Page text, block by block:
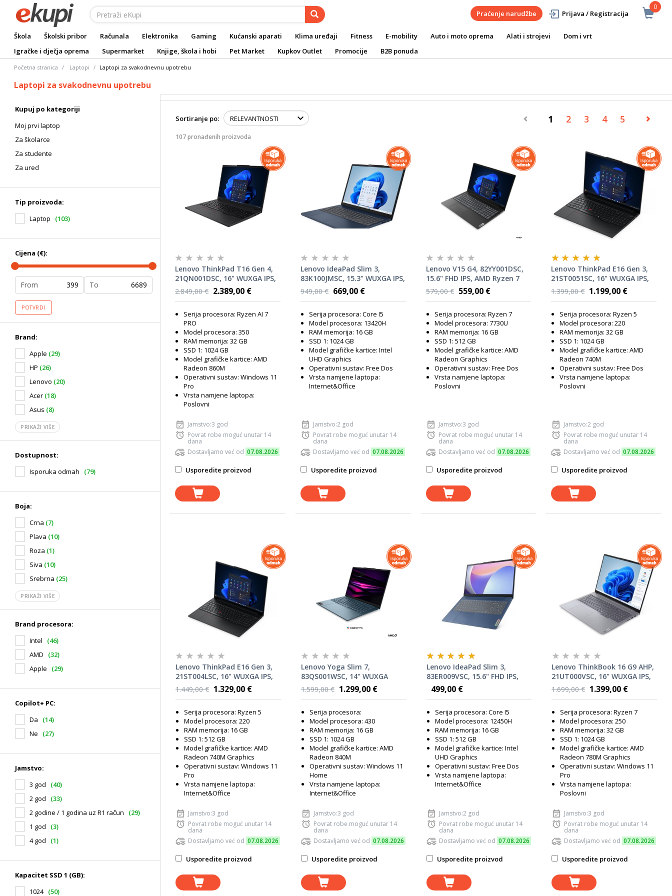
0
Praćenje narudžbe Prijava / Registracija
Škola Školski pribor Računala Elektronika Gaming Kućanski aparati Klima uređaji Fitness E-mobility Auto i moto oprema Alati i strojevi
Dom i vrt
Igračke i dječja oprema
Supermarket Knjige, škola i hobi Pet Market Kupkov Outlet Promocije B2B ponuda
Početna stranica Laptopi Laptopi za svakodnevnu upotrebu
Laptopi za svakodnevnu upotrebu
Kupuj po kategoriji
Moj prvi laptop
Za školarce
Za studente
Za ured
Tip proizvoda:
Laptop
(103)
Cijena (€):
From To
POTVRDI
Brand:
Apple (29)
HP (26)
Lenovo (20)
Acer (18)
Asus (8)
PRIKAŽI VIŠE
Dostupnost:
Isporuka odmah
(79)
Boja:
Crna (7)
Plava (10)
Roza (1)
Siva (10)
Srebrna (25)
PRIKAŽI VIŠE
Brand procesora:
Intel
(46)
AMD
(32)
Apple
(29)
Copilot+ PC:
Da
(14)
Ne
(27)
Jamstvo:
3 god
(40)
2 god
(33)
2 godine / 1 godina uz R1 račun
(29)
1 god
(3)
4 god
(1)
Kapacitet SSD 1 (GB):
1024 (50)
Sortiranje po: 1 2 3 4 5
107 pronađenih proizvoda
Lenovo ThinkPad T16 Gen 4,
21QN001DSC, 16" WUXGA IPS,
AMD Ryzen AI 7 PRO 350, 32GB
RAM, 1TB SSD, AMD Radeon
Pro, laptop
2.849,00 € 2.389,00 €
Serija procesora: Ryzen AI 7
PRO
Model procesora: 350
RAM memorija: 32 GB
SSD 1: 1024 GB
Model grafičke kartice: AMD
Radeon 860M
Operativni sustav: Windows 11
Pro
Vrsta namjene laptopa:
Poslovni
Jamstvo:3 god
Povrat robe moguć unutar 14
dana
Dostavljamo već od 07.08.2026
Usporedite proizvod
Lenovo IdeaPad Slim 3,
83K100JMSC, 15.3" WUXGA IPS,
Intel Core i5-13420H, 16GB
RAM, 1TB SSD, Intel UHD
949,00 € 669,00 €
Serija procesora: Core I5
Model procesora: 13420H
RAM memorija: 16 GB
SSD 1: 1024 GB
Model grafičke kartice: Intel
UHD Graphics
Operativni sustav: Free Dos
Vrsta namjene laptopa:
Internet&Office
Jamstvo:2 god
Povrat robe moguć unutar 14
dana
Dostavljamo već od 07.08.2026
Usporedite proizvod
Lenovo V15 G4, 82YY001DSC,
15.6" FHD IPS, AMD Ryzen 7
7730U, 16GB RAM, 512GB SSD,
AMD Radeon Graphics,
579,00 € 559,00 €
Serija procesora: Ryzen 7
Model procesora: 7730U
RAM memorija: 16 GB
SSD 1: 512 GB
Model grafičke kartice: AMD
Radeon Graphics
Operativni sustav: Free Dos
Vrsta namjene laptopa:
Poslovni
Jamstvo:3 god
Povrat robe moguć unutar 14
dana
Dostavljamo već od 07.08.2026
Usporedite proizvod
Lenovo ThinkPad E16 Gen 3,
21ST0051SC, 16" WUXGA IPS,
AMD Ryzen 5 220, 32GB RAM,
1TB SSD, AMD Radeon 740M
1.399,00 € 1.199,00 €
Serija procesora: Ryzen 5
Model procesora: 220
RAM memorija: 32 GB
SSD 1: 1024 GB
Model grafičke kartice: AMD
Radeon 740M
Operativni sustav: Free Dos
Vrsta namjene laptopa:
Poslovni
Jamstvo:2 god
Povrat robe moguć unutar 14
dana
Dostavljamo već od 07.08.2026
Usporedite proizvod
Lenovo ThinkPad E16 Gen 3,
21ST004LSC, 16" WUXGA IPS,
AMD Ryzen 5 220, 16GB RAM,
512GB SSD, AMD Radeon
Pro, laptop
1.449,00 € 1.329,00 €
Serija procesora: Ryzen 5
Model procesora: 220
RAM memorija: 16 GB
SSD 1: 512 GB
Model grafičke kartice: AMD
Radeon 740M Graphics
Operativni sustav: Windows 11
Pro
Vrsta namjene laptopa:
Internet&Office
Jamstvo:3 god
Povrat robe moguć unutar 14
dana
Dostavljamo već od 07.08.2026
Usporedite proizvod
Lenovo Yoga Slim 7,
83QS001WSC, 14" WUXGA
OLED, AMD Ryzen AI 5 430,
16GB RAM, 1TB SSD, AMD
Windows 11 Home, laptop
1.599,00 € 1.299,00 €
Serija procesora:
Model procesora: 430
RAM memorija: 16 GB
SSD 1: 1024 GB
Model grafičke kartice: AMD
Radeon 840M
Operativni sustav: Windows 11
Home
Vrsta namjene laptopa:
Internet&Office
Jamstvo:3 god
Povrat robe moguć unutar 14
dana
Dostavljamo već od 07.08.2026
Usporedite proizvod
Lenovo IdeaPad Slim 3,
83ER009VSC, 15.6" FHD IPS,
Intel Core i5-12450H, 16GB
RAM, 512GB SSD, Intel UHD
499,00 €
Serija procesora: Core I5
Model procesora: 12450H
RAM memorija: 16 GB
SSD 1: 512 GB
Model grafičke kartice: Intel
UHD Graphics
Operativni sustav: Free Dos
Vrsta namjene laptopa:
Internet&Office
Jamstvo:2 god
Povrat robe moguć unutar 14
dana
Dostavljamo već od 07.08.2026
Usporedite proizvod
Lenovo ThinkBook 16 G9 AHP,
21UT000VSC, 16" WUXGA IPS,
AMD Ryzen 7 250, 32GB RAM,
1TB SSD, AMD Radeon 780M
laptop
1.699,00 € 1.399,00 €
Serija procesora: Ryzen 7
Model procesora: 250
RAM memorija: 32 GB
SSD 1: 1024 GB
Model grafičke kartice: AMD
Radeon 780M Graphics
Operativni sustav: Windows 11
Pro
Vrsta namjene laptopa:
Poslovni
Jamstvo:3 god
Povrat robe moguć unutar 14
dana
Dostavljamo već od 07.08.2026
Usporedite proizvod